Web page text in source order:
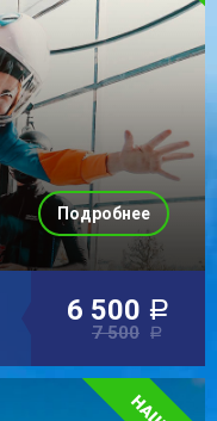
6 500 a
7 500 a
Подробнее